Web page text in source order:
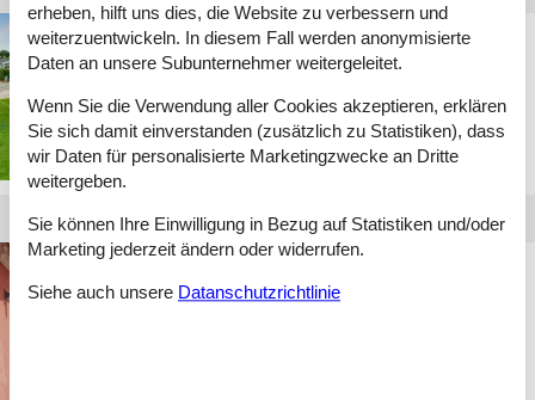
juelsminde strand
ferienhaus
Mariager Fjord
erheben, hilft uns dies, die Website zu verbessern und
weiterzuentwickeln. In diesem Fall werden anonymisierte
Daten an unsere Subunternehmer weitergeleitet.
Wenn Sie die Verwendung aller Cookies akzeptieren, erklären
Sie sich damit einverstanden (zusätzlich zu Statistiken), dass
wir Daten für personalisierte Marketingzwecke an Dritte
weitergeben.
Sie können Ihre Einwilligung in Bezug auf Statistiken und/oder
Marketing jederzeit ändern oder widerrufen.
Siehe auch unsere Datanschutzrichtlinie